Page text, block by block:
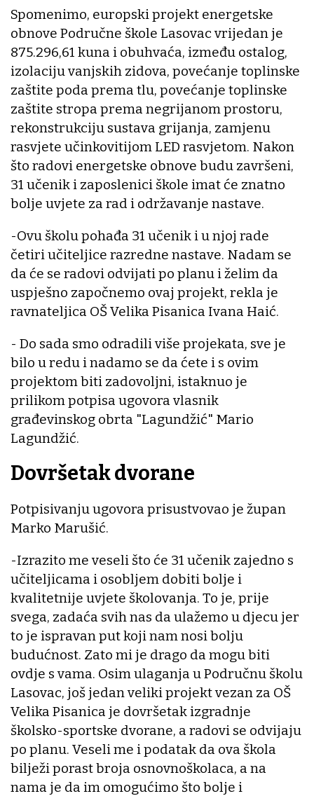
Spomenimo, europski projekt energetske
obnove Područne škole Lasovac vrijedan je
875.296,61 kuna i obuhvaća, između ostalog,
izolaciju vanjskih zidova, povećanje toplinske
zaštite poda prema tlu, povećanje toplinske
zaštite stropa prema negrijanom prostoru,
rekonstrukciju sustava grijanja, zamjenu
rasvjete učinkovitijom LED rasvjetom. Nakon
što radovi energetske obnove budu završeni,
31 učenik i zaposlenici škole imat će znatno
bolje uvjete za rad i održavanje nastave.
-Ovu školu pohađa 31 učenik i u njoj rade
četiri učiteljice razredne nastave. Nadam se
da će se radovi odvijati po planu i želim da
uspješno započnemo ovaj projekt, rekla je
ravnateljica OŠ Velika Pisanica Ivana Haić.
- Do sada smo odradili više projekata, sve je
bilo u redu i nadamo se da ćete i s ovim
projektom biti zadovoljni, istaknuo je
prilikom potpisa ugovora vlasnik
građevinskog obrta "Lagundžić" Mario
Lagundžić.
Dovršetak dvorane
Potpisivanju ugovora prisustvovao je župan
Marko Marušić.
-Izrazito me veseli što će 31 učenik zajedno s
učiteljicama i osobljem dobiti bolje i
kvalitetnije uvjete školovanja. To je, prije
svega, zadaća svih nas da ulažemo u djecu jer
to je ispravan put koji nam nosi bolju
budućnost. Zato mi je drago da mogu biti
ovdje s vama. Osim ulaganja u Područnu školu
Lasovac, još jedan veliki projekt vezan za OŠ
Velika Pisanica je dovršetak izgradnje
školsko-sportske dvorane, a radovi se odvijaju
po planu. Veseli me i podatak da ova škola
bilježi porast broja osnovnoškolaca, a na
nama je da im omogućimo što bolje i